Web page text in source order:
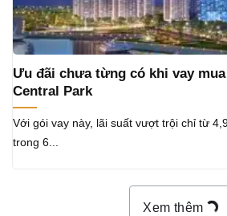
Ưu đãi chưa từng có khi vay
Central Park
Với gói vay này, lãi suất vượt trội chỉ từ
trong 6...
Xem thêm